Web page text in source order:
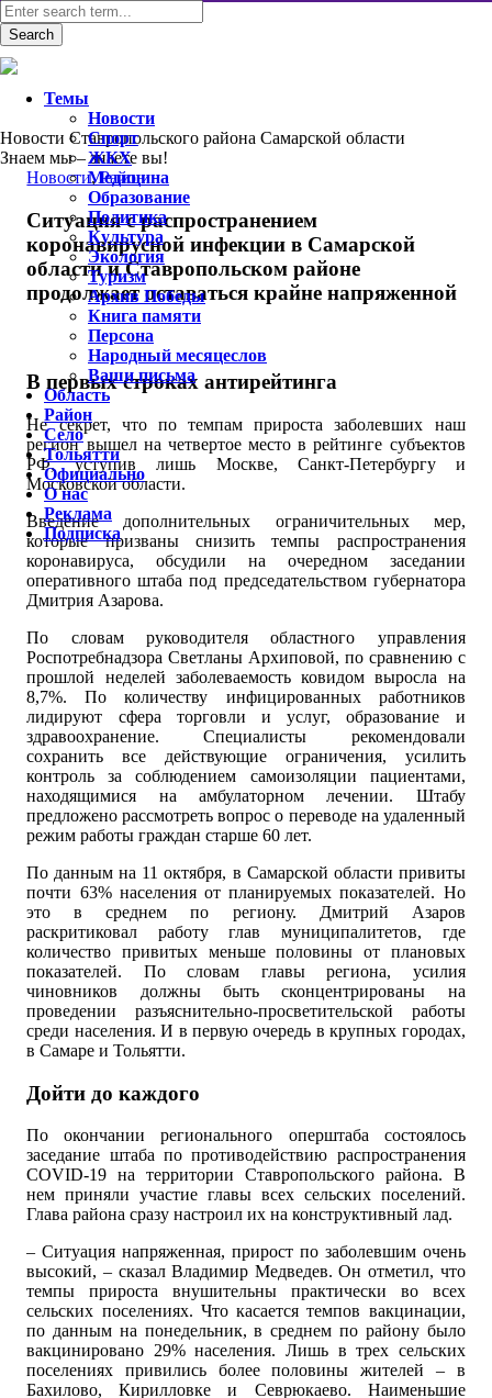
Новости Ставропольского района Самарской области
Знаем мы – знаете вы!
Новости,Район
Ситуация с распространением
коронавирусной инфекции в Самарской
области и Ставропольском районе
продолжает оставаться крайне напряженной
В первых строках антирейтинга
Не секрет, что по темпам прироста заболевших наш
регион вышел на четвертое место в рейтинге субъектов
РФ, уступив лишь Москве, Санкт-Петербургу и
Московской области.
Введение дополнительных ограничительных мер,
которые призваны снизить темпы распространения
коронавируса, обсудили на очередном заседании
оперативного штаба под председательством губернатора
Дмитрия Азарова.
По словам руководителя областного управления
Роспотребнадзора Светланы Архиповой, по сравнению с
прошлой неделей заболеваемость ковидом выросла на
8,7%. По количеству инфицированных работников
лидируют сфера торговли и услуг, образование и
здравоохранение. Специалисты рекомендовали
сохранить все действующие ограничения, усилить
контроль за соблюдением самоизоляции пациентами,
находящимися на амбулаторном лечении. Штабу
предложено рассмотреть вопрос о переводе на удаленный
режим работы граждан старше 60 лет.
По данным на 11 октября, в Самарской области привиты
почти 63% населения от планируемых показателей. Но
это в среднем по региону. Дмитрий Азаров
раскритиковал работу глав муниципалитетов, где
количество привитых меньше половины от плановых
показателей. По словам главы региона, усилия
чиновников должны быть сконцентрированы на
проведении разъяснительно-просветительской работы
среди населения. И в первую очередь в крупных городах,
в Самаре и Тольятти.
Дойти до каждого
По окончании регионального оперштаба состоялось
заседание штаба по противодействию распространения
COVID-19 на территории Ставропольского района. В
нем приняли участие главы всех сельских поселений.
Глава района сразу настроил их на конструктивный лад.
– Ситуация напряженная, прирост по заболевшим очень
высокий, – сказал Владимир Медведев. Он отметил, что
темпы прироста внушительны практически во всех
сельских поселениях. Что касается темпов вакцинации,
по данным на понедельник, в среднем по району было
вакцинировано 29% населения. Лишь в трех сельских
поселениях привились более половины жителей – в
Бахилово, Кирилловке и Севрюкаево. Наименьшие
Темы
Новости
Спорт
ЖКХ
Медицина
Образование
Политика
Культура
Экология
Туризм
Архив Победы
Книга памяти
Персона
Народный месяцеслов
Ваши письма
Область
Район
Село
Тольятти
Официально
О нас
Реклама
Подписка